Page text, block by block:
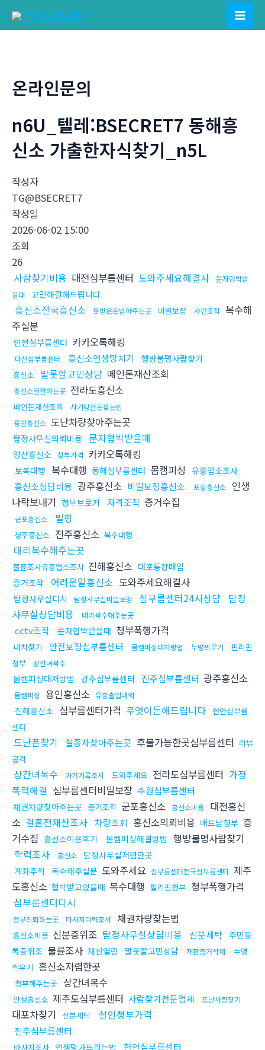
Main
온라인문의
n6U_텔레:BSECRET7 동해흥
신소 가출한자식찾기_n5L
작성자
TG@BSECRET7
작성일
2026-06-02 15:00
조회
26
사람찾기비용 대전심부름센터 도와주세요해결사
문자협박받
을때
고민해결해드립니다
흥신소전국흥신소 못받은돈받아주는곳 비밀보장 사건조작 복수해
주실분
인천심부름센터 카카오톡해킹
마산심부름센터 흥신소인생망치기 행방불명사람찾기
흥신소 말못할고민상담 떼인돈재산조회
흥신소일잘하는곳 전라도흥신소
떼인돈재산조회
사기당한돈찾는법
용인흥신소 도난차량찾아주는곳
탐정사무실의뢰비용 문자협박받을때
양산흥신소 청부가격 카카오톡해킹
보복대행 복수대행 동해심부름센터 몸캠피싱 유흥업소조사
흥신소상담비용 광주흥신소 비밀보장흥신소 포항흥신소
인생
나락보내기 청부브로커 자격조작 증거수집
군포흥신소 밀항
청주흥신소 전주흥신소 복수대행
대리복수해주는곳
불륜조사유흥업소조사 진해흥신소 대포통장매입
증거조작
어려운일흥신소 도와주세요해결사
탐정사무실디시 탐정사무실비밀보장 심부름센터24시상담 탐정
사무실상담비용
대리복수해주는곳
cctv조작 문자협박받을때 청부폭행가격
내차찾기 안전보장심부름센터 몸캠피싱대처방법 누명씌우기
핀리핀
청부
상간녀복수
몸캠피싱대처방법 광주심부름센터 진주심부름센터 광주흥신소
몸캠피싱 용인흥신소 유흥출입내역
진해흥신소 심부름센터가격 무엇이든해드립니다
천안심부름
센터
도난폰찾기 실종자찾아주는곳 후불가능한곳심부름센터 리뷰
공격
상간녀복수 과거기록조사 도와주세요 전라도심부름센터 가정
폭력해결 심부름센터비밀보장 수원심부름센터
채권차량찾아주는곳 증거조작 군포흥신소 흥신소비용
대전흥신
소 결혼전재산조사 차량조회 흥신소의뢰비용 배트남청부 증
거수집 흥신소이용후기 몸캠피싱해결방법 행방불명사람찾기
학력조사
흥신소
탐정사무실저렴한곳
계좌추적 복수해주실분 도와주세요 심부름센터전국심부름센터 제주
도흥신소 협박받고있을때 복수대행 필리핀청부 청부폭행가격
심부름센터디시
청부의뢰하는곳 마사지이력조사 채권차량찾는법
흥신소비용 신분증위조 탐정사무실상담비용 신분세탁 주민등
록증위조 불륜조사 재산열람 말못할고민상담 재판증거삭제
누명
씌우기 흥신소저렴한곳
청부해주는곳 상간녀복수
안성흥신소 제주도심부름센터 사람찾기전문업체 도난차량찾기
대포차찾기 신분세탁 살인청부가격
진주심부름센터
마사지조사 인생망가뜨리는법 천안심부름센터